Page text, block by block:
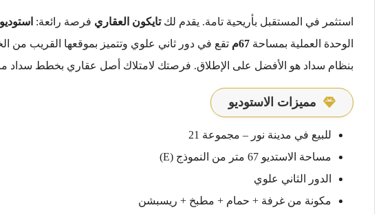
استثمر في المستقبل بأريحية تامة. يقدم لكتايكون العقاري فرصة رائعة:
الوحدة العملية بمساحة 67م
تقع في دور ثاني علوي وتتميز بموقعها القريب من
بنظام سداد هو الأفضل على الإطلاق. فرصتك لامتلاك أصل عقاري بخطط سداد
مميزات الاستوديو
للبيع في مدينة نور – مجموعة 21
مساحة الاستديو 67 متر من النموذج (E)
الدور الثاني علوي
مكونة من غرفة + حمام + مطبخ + ريسبشن